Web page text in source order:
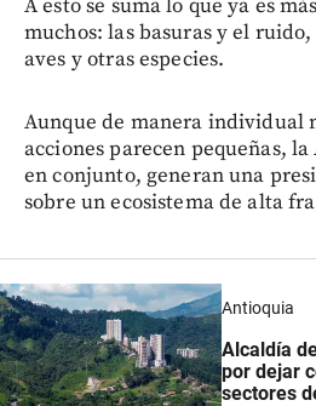
A esto se suma lo que ya es
muchos: las basuras y el
aves y otras especies.
Aunque de manera individual
acciones parecen pequeñas,
en conjunto, generan una
sobre un ecosistema de alta
Antioquia
Alcaldía
por dejar
sectores